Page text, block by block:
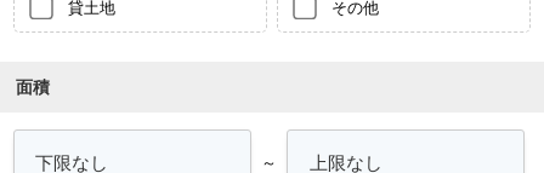
貸土地 その他
面積
～